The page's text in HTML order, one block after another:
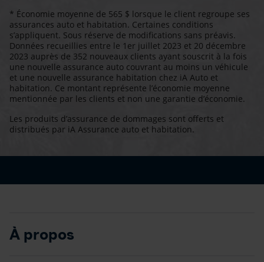
* Économie moyenne de 565 $ lorsque le client regroupe ses
assurances auto et habitation. Certaines conditions
s’appliquent. Sous réserve de modifications sans préavis.
Données recueillies entre le 1er juillet 2023 et 20 décembre
2023 auprès de 352 nouveaux clients ayant souscrit à la fois
une nouvelle assurance auto couvrant au moins un véhicule
et une nouvelle assurance habitation chez iA Auto et
habitation. Ce montant représente l’économie moyenne
mentionnée par les clients et non une garantie d’économie.
Les produits d’assurance de dommages sont offerts et
distribués par iA Assurance auto et habitation.
À propos